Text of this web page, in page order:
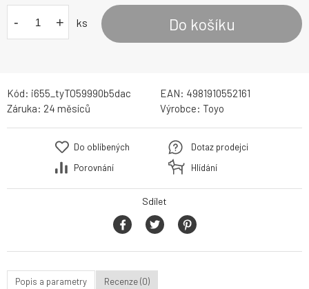
- + ks Do košíku
Kód: i655_tyTO59990b5dac EAN: 4981910552161
Záruka: 24 měsíců Výrobce: Toyo
Do oblíbených
Porovnání
Dotaz prodejci
Hlídání
Sdílet
Popis a parametry Recenze (0)